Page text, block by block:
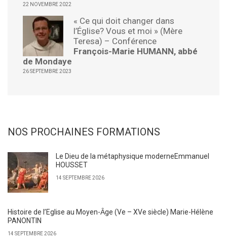
22 NOVEMBRE 2022
« Ce qui doit changer dans
l’Église? Vous et moi » (Mère
Teresa) – Conférence
François-Marie HUMANN, abbé
de Mondaye
26 SEPTEMBRE 2023
NOS PROCHAINES FORMATIONS
Le Dieu de la métaphysique moderneEmmanuel
HOUSSET
14 SEPTEMBRE 2026
Histoire de l’Eglise au Moyen-Ȃge (Ve – XVe siècle) Marie-Hélène
PANONTIN
14 SEPTEMBRE 2026